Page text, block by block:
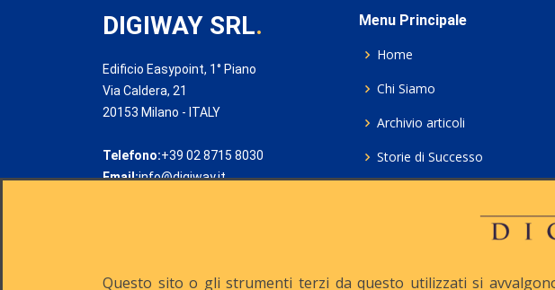
DIGIWAY SRL.
Edificio Easypoint, 1° Piano
Via Caldera, 21
20153 Milano - ITALY
Telefono:+39 02 8715 8030
Email:info@digiway.it
Menu Principale
Home
Chi Siamo
Archivio articoli
Storie di Successo
Questo sito o gli strumenti terzi da questo utilizzati si